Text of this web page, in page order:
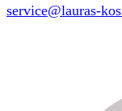
service@lauras-